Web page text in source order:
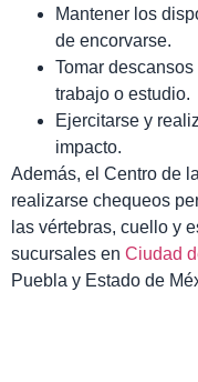
Mantener los
de encorvarse.
Tomar
trabajo o estudio.
Ejercitarse y
impacto.
Además, el Centro de
realizarse chequeos
las vértebras, cuello y
sucursales en Ciudad
Puebla y Estado de